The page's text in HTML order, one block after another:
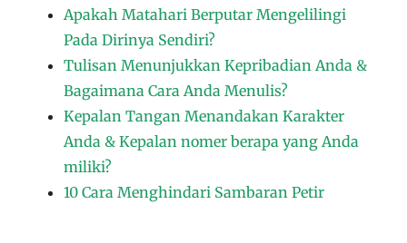
Apakah Matahari Berputar Mengelilingi
Pada Dirinya Sendiri?
Tulisan Menunjukkan Kepribadian Anda &
Bagaimana Cara Anda Menulis?
Kepalan Tangan Menandakan Karakter
Anda & Kepalan nomer berapa yang Anda
miliki?
10 Cara Menghindari Sambaran Petir